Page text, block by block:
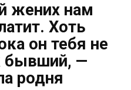
жених нам
Хоть
он тебя не
бывший, —
родня